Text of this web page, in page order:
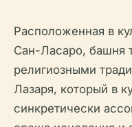
Расположенная в
Сан-Ласаро, башня
религиозными
Лазаря, который в
синкретически